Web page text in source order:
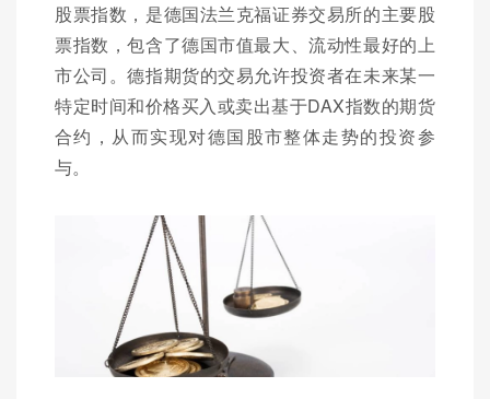
股票指数，是德国法兰克福证券交易所的主要股
票指数，包含了德国市值最大、流动性最好的上
市公司。德指期货的交易允许投资者在未来某一
特定时间和价格买入或卖出基于DAX指数的期货
合约，从而实现对德国股市整体走势的投资参
与。